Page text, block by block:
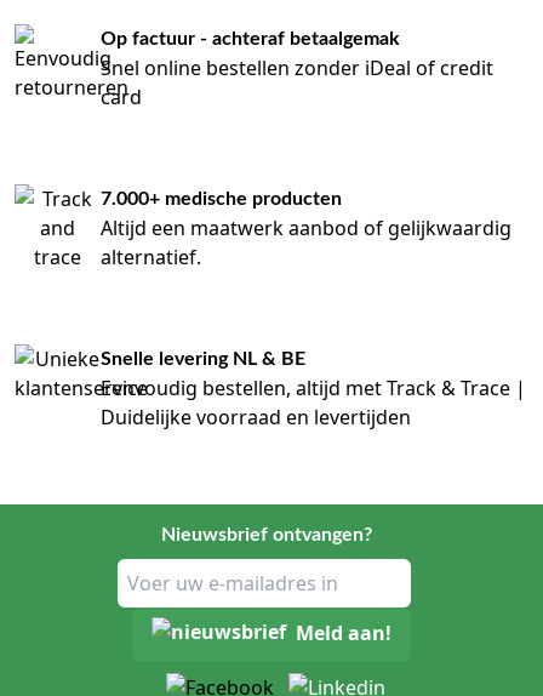
Op factuur - achteraf betaalgemak
Snel online bestellen zonder iDeal of credit
card
7.000+ medische producten
Altijd een maatwerk aanbod of gelijkwaardig
alternatief.
Snelle levering NL & BE
Eenvoudig bestellen, altijd met Track & Trace |
Duidelijke voorraad en levertijden
Nieuwsbrief ontvangen?
Meld aan!